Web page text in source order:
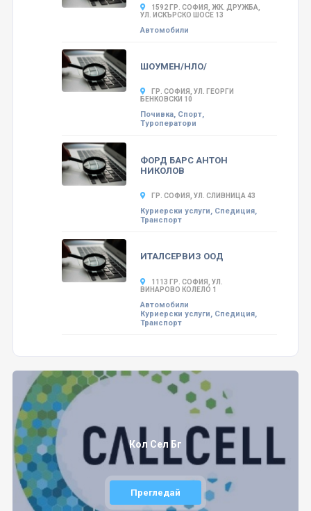
1592 ГР. СОФИЯ, ЖК. ДРУЖБА,
УЛ. ИСКЪРСКО ШОСЕ 13
Автомобили
ШОУМЕН/НЛО/
ГР. СОФИЯ, УЛ. ГЕОРГИ
БЕНКОВСКИ 10
Почивка, Спорт,
Туроператори
ФОРД БАРС АНТОН
НИКОЛОВ
ГР. СОФИЯ, УЛ. СЛИВНИЦА 43
Куриерски услуги, Спедиция,
Транспорт
ИТАЛСЕРВИЗ ООД
1113 ГР. СОФИЯ, УЛ.
ВИНАРОВО КОЛЕЛО 1
Автомобили
Куриерски услуги, Спедиция,
Транспорт
Кол Сел Бг
Прегледай